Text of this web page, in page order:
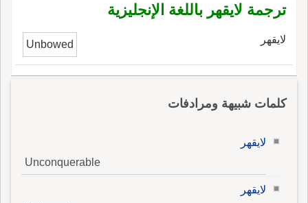
ترجمة لايقهر باللغة الإنجليزية
لايقهر Unbowed
كلمات شبيهة ومرادفات
لايقهر
Unconquerable
لايقهر